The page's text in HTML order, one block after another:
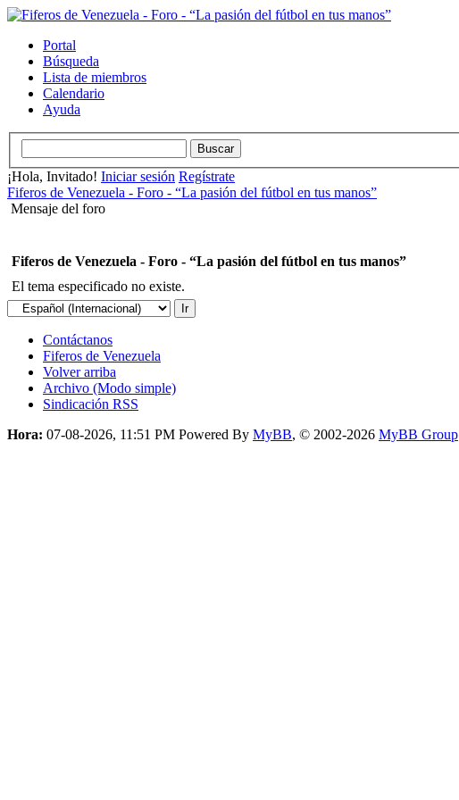
Portal
Búsqueda
Lista de miembros
Calendario
Ayuda
¡Hola, Invitado! Iniciar sesión Regístrate
Fiferos de Venezuela - Foro - “La pasión del fútbol en tus manos”
Mensaje del foro
Fiferos de Venezuela - Foro - “La pasión del fútbol en tus manos”
El tema especificado no existe.
Contáctanos
Fiferos de Venezuela
Volver arriba
Archivo (Modo simple)
Sindicación RSS
Hora: 07-08-2026, 11:51 PM Powered By MyBB, © 2002-2026 MyBB Group